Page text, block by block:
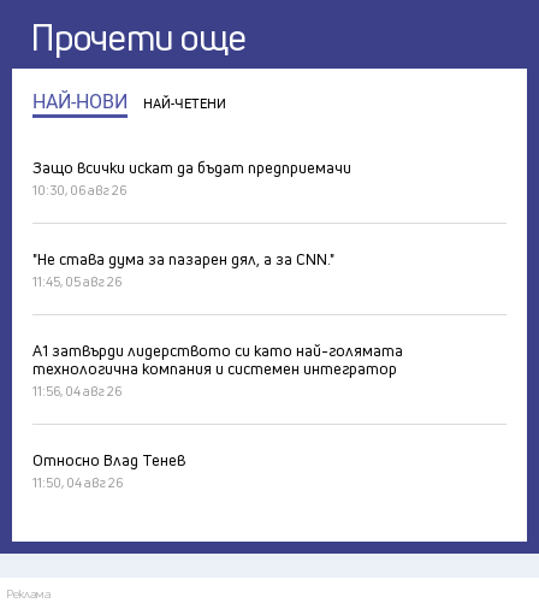
Прочети още
НАЙ-НОВИ НАЙ-ЧЕТЕНИ
Защо всички искат да бъдат предприемачи
10:30, 06 авг 26
"Не става дума за пазарен дял, а за CNN."
11:45, 05 авг 26
А1 затвърди лидерството си като най-голямата
технологична компания и системен интегратор
11:56, 04 авг 26
Относно Влад Тенев
11:50, 04 авг 26
Реклама